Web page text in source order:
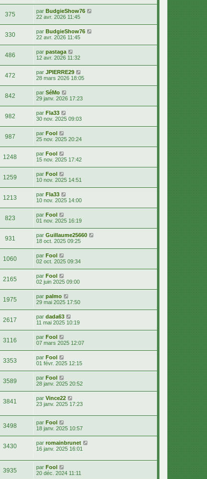
375 par BudgieShow76
22 avr. 2026 11:45
330 par BudgieShow76
22 avr. 2026 11:45
486 par pastaga
12 avr. 2026 11:32
472 par JPIERRE29
28 mars 2026 18:05
842 par SéMo
29 janv. 2026 17:23
982 par Fla33
30 nov. 2025 09:03
987 par Fool
25 nov. 2025 20:24
1248 par Fool
15 nov. 2025 17:42
1259 par Fool
10 nov. 2025 14:51
1213 par Fla33
10 nov. 2025 14:00
823 par Fool
01 nov. 2025 16:19
931 par Guillaume25660
18 oct. 2025 09:25
1060 par Fool
02 oct. 2025 09:34
2165 par Fool
02 juin 2025 09:00
1975 par palmo
29 mai 2025 17:50
2617 par dada63
11 mai 2025 10:19
3116 par Fool
07 mars 2025 12:07
3353 par Fool
01 févr. 2025 12:15
3589 par Fool
28 janv. 2025 20:52
3841 par Vince22
23 janv. 2025 17:23
3498 par Fool
18 janv. 2025 10:57
3430 par romainbrunet
16 janv. 2025 16:01
3935 par Fool
20 déc. 2024 11:11